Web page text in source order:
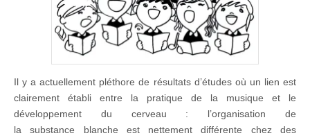
Il y a actuellement pléthore de résultats d’études où un lien est
clairement établi entre la pratique de la musique et le
développement du cerveau : l’organisation de
la substance blanche est nettement différente chez des